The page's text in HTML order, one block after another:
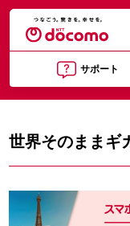
サポート
世界そのままギ